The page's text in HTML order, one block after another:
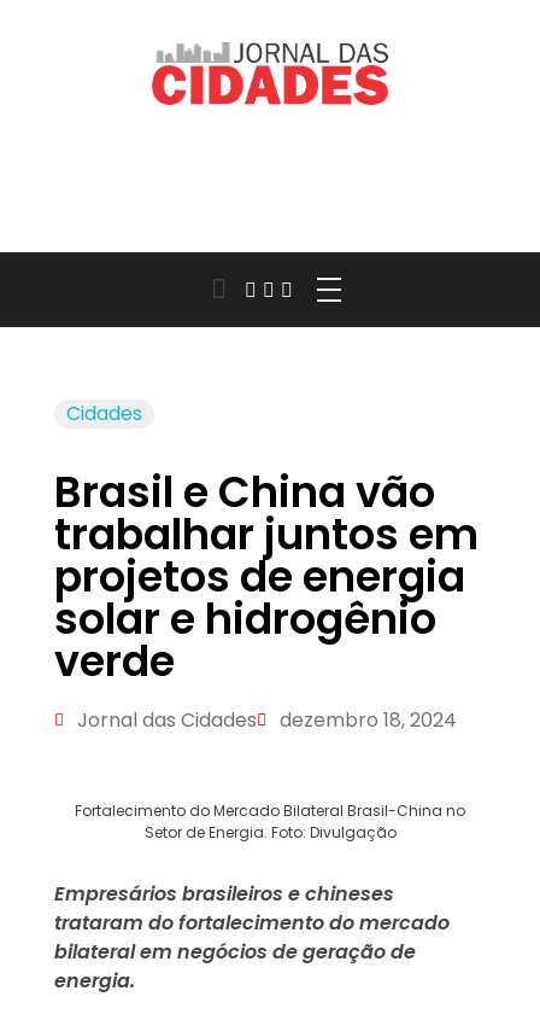
Cidades
Brasil e China vão
trabalhar juntos em
projetos de energia
solar e hidrogênio
verde
Jornal das Cidades dezembro 18, 2024
Fortalecimento do Mercado Bilateral Brasil-China no
Setor de Energia. Foto: Divulgação
Empresários brasileiros e chineses
trataram do fortalecimento do mercado
bilateral em negócios de geração de
energia.